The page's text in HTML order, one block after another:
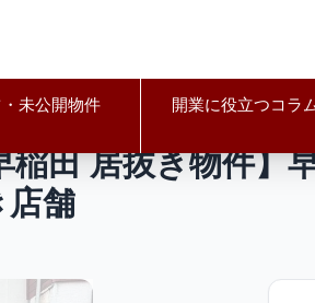
未公開物件 開業に役立つコラ
高田馬場駅 【新宿区・高田馬
稲田 居抜き物件】
舗